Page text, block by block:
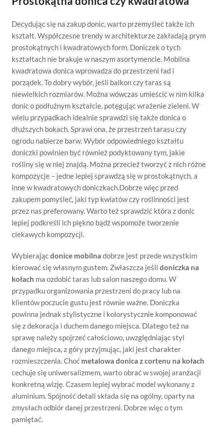
Decydując się na zakup donic, warto przemyśleć także ich
kształt. Współczesne trendy w architekturze zakładają prym
prostokątnych i kwadratowych form. Doniczek o tych
kształtach nie brakuje w naszym asortymencie. Mobilna
kwadratowa donica wprowadza do przestrzeni ład i
porządek. To dobry wybór, jeśli balkon czy taras są
niewielkich rozmiarów. Można wówczas umieścić w nim kilka
donic o podłużnym kształcie, potęgując wrażenie zieleni. W
wielu przypadkach idealnie sprawdzi się także donica o
dłuższych bokach. Sprawi ona, że przestrzeń tarasu czy
ogrodu nabierze barw. Wybór odpowiedniego kształtu
doniczki powinien być również podyktowany tym, jakie
rośliny się w niej znajdą. Można przecież tworzyć z nich różne
kompozycje – jedne lepiej sprawdzą się w prostokątnych, a
inne w kwadratowych doniczkach.Dobrze więc przed
zakupem pomyśleć, jaki typ kwiatów czy roślinności jest
przez nas preferowany. Warto też sprawdzić która z donic
lepiej podkreśli ich piękno bądź wspomoże tworzenie
ciekawych kompozycji.
Wybierającdonice mobilna dobrze jest przede wszystkim
kierować się własnym gustem. Zwłaszcza jeśli doniczka na
kołach ma ozdobić taras lub salon naszego domu. W
przypadku organizowania przestrzeni do pracy lub na
klientów poczucie gustu jest równie ważne. Doniczka
powinna jednak stylistyczne i kolorystycznie komponować
się z dekoracja i duchem danego miejsca. Dlatego też na
sprawę należy spojrzeć całościowo, uwzględniając styl
danego miejsca, z góry przyjmując, jaki jest charakter
rozmieszczenia. Choć metalowa donica z cortenu na kołach
cechuje się uniwersalizmem, warto obrać w swojej aranżacji
konkretną wizję. Czasem lepiej wybrać model wykonany z
aluminium. Spójność detali składa się na ogólny, oparty na
zmysłach odbiór danej przestrzeni. Dobrze więc o tym
pamiętać.